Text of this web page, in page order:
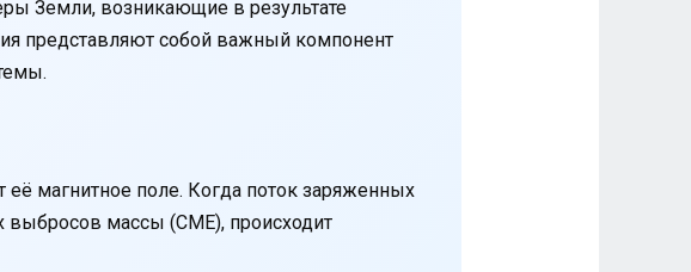
Земли, возникающие в результате
представляют собой важный компонент
её магнитное поле. Когда поток заряженных
выбросов массы (CME), происходит